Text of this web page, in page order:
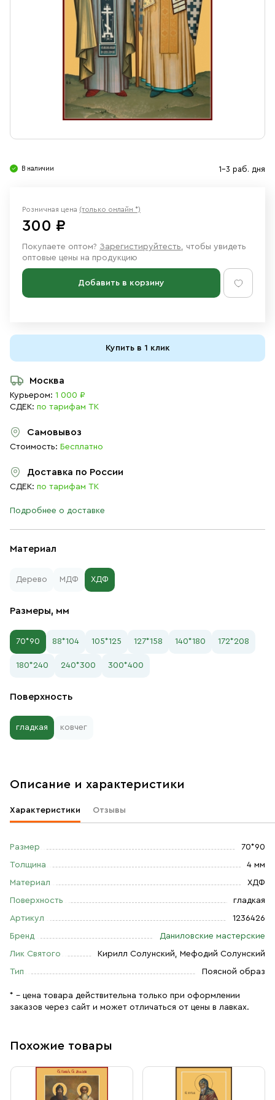
Ювелирные изделия
В наличии 1-3 раб. дня
Материал
Дерево МДФ ХДФ
Размеры, мм
70*90 88*104 105*125 127*158 140*180 172*208
180*240 240*300 300*400
Поверхность
гладкая ковчег
Розничная цена (только онлайн *)
300 ₽
Покупаете оптом? Зарегистируйтесть, чтобы увидеть
оптовые цены на продукцию
Добавить в корзину
Купить в 1 клик
Москва
Курьером: 1 000 ₽
СДЕК: по тарифам ТК
Самовывоз
Стоимость: Бесплатно
Доставка по России
СДЕК: по тарифам ТК
Подробнее о доставке
Описание и характеристики
Характеристики Отзывы
Размер 70*90
Толщина 4 мм
Материал ХДФ
Поверхность гладкая
Артикул 1236426
Бренд Даниловские мастерские
Лик Святого Кирилл Солунский, Мефодий Солунский
Тип Поясной образ
* – цена товара действительна только при оформлении
заказов через сайт и может отличаться от цены в лавках.
Похожие товары